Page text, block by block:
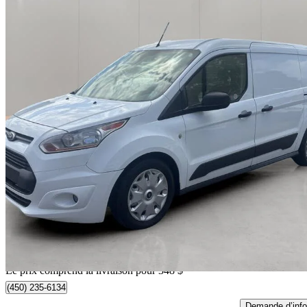
2016 Ford Transit Connect
Cargo XLT LWB FWD with Rear Cargo Doors223 576 km
14 339 $
252 $/mois env.
Le prix comprend la livraison pour 348 $
(450) 235-6134